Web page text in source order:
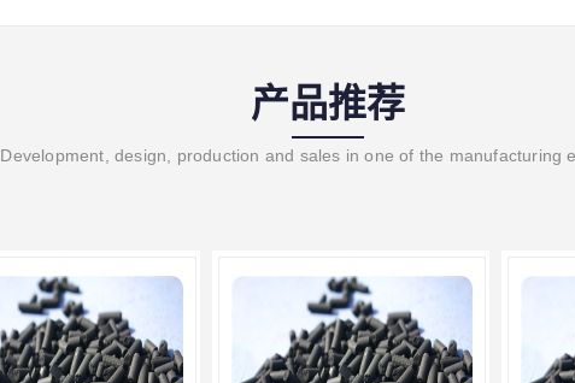
产品推荐
Development, design, production and sales in one of the manufacturing